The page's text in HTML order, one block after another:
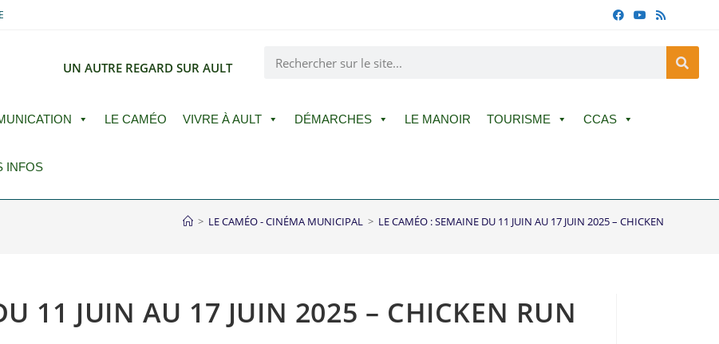
UN AUTRE REGARD SUR AULT
LE CAMÉO VIVRE À AULT DÉMARCHES LE MANOIR TOURISME CCAS
INFOS
> LE CAMÉO - CINÉMA MUNICIPAL > LE CAMÉO : SEMAINE DU 11 JUIN AU 17 JUIN 2025 – CHICKEN RUN
11 JUIN AU 17 JUIN 2025 – CHICKEN RUN